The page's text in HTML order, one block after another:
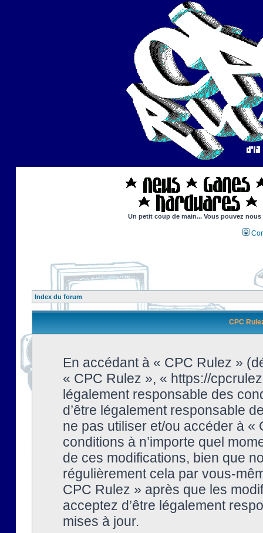
Un petit coup de main... Vous pouvez
Index du forum
CPC
En accédant à « CPC Rulez »
« CPC Rulez », « https://
légalement responsable des
d’être légalement responsable
ne pas utiliser et/ou accéder à
conditions à n’importe quel
de ces modifications, bien que
régulièrement cela par vous-
CPC Rulez » après que les
acceptez d’être légalement
mises à jour.